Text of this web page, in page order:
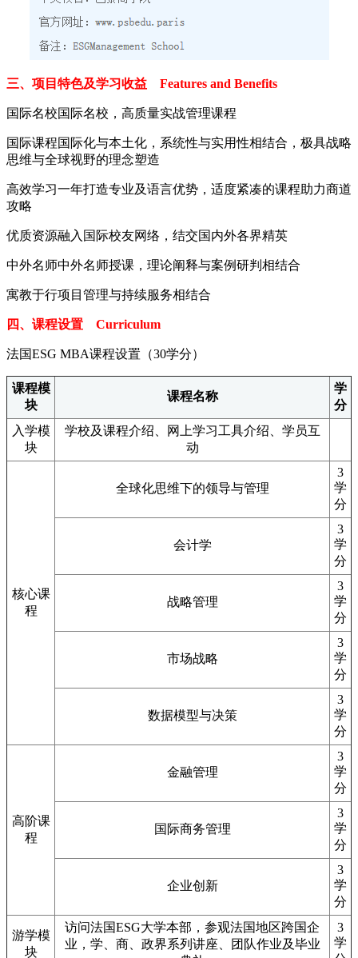
三、项目特色及学习收益 Features and Benefits
国际名校国际名校，高质量实战管理课程
国际课程国际化与本土化，系统性与实用性相结合，极具战略
思维与全球视野的理念塑造
高效学习一年打造专业及语言优势，适度紧凑的课程助力商道
攻略
优质资源融入国际校友网络，结交国内外各界精英
中外名师中外名师授课，理论阐释与案例研判相结合
寓教于行项目管理与持续服务相结合
四、课程设置 Curriculum
法国ESG MBA课程设置（30学分）
课程模
块
课程名称
学
分
入学模
块
学校及课程介绍、网上学习工具介绍、学员互
动
核心课
程
全球化思维下的领导与管理
3
学
分
会计学
3
学
分
战略管理
3
学
分
市场战略
3
学
分
数据模型与决策
3
学
分
高阶课
程
金融管理
3
学
分
国际商务管理
3
学
分
企业创新
3
学
分
游学模
块
访问法国ESG大学本部，参观法国地区跨国企
业，学、商、政界系列讲座、团队作业及毕业
3
学